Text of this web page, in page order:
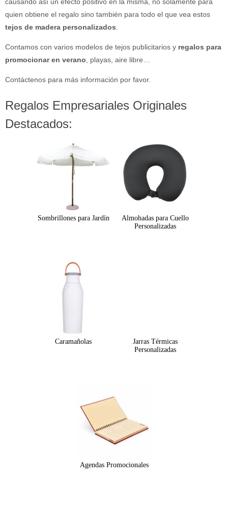
quien obtiene el regalo sino también para todo el que vea estos
tejos de madera personalizados
Contamos con varios modelos de tejos publicitarios y regalos para
promocionar en verano , playas, aire libre…
Contáctenos para más información por favor.
Regalos Empresariales Originales
Destacados:
Sombrillones para Jardín
Almohadas para Cuello
Personalizadas
Caramañolas
Jarras Térmicas
Personalizadas
Agendas Promocionales